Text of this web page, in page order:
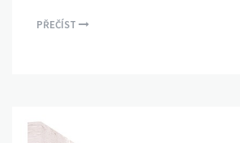
PŘEČÍST